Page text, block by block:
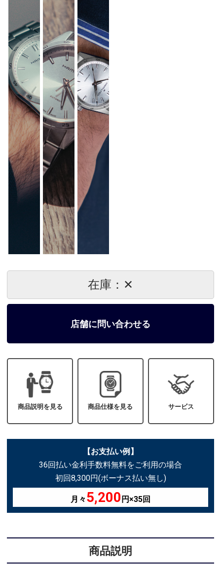
在庫：✕
店舗に問い合わせる
商品説明を見る 商品仕様を見る サービス
【お支払い例】
36回払い金利手数料無料をご利用の場合
初回8,300円(ボーナス払い無し)
月々5,200 円×35回
商品説明